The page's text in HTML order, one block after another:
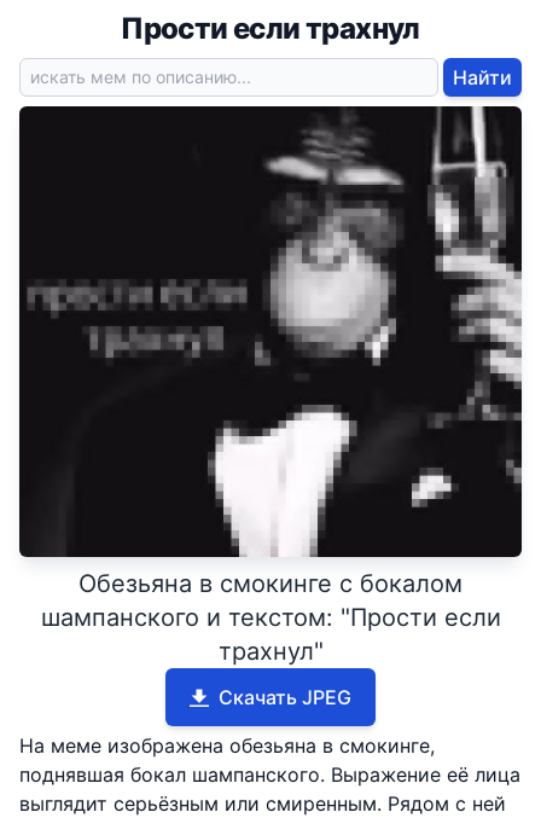
Прости если трахнул
Найти
Обезьяна в смокинге с бокалом
шампанского и текстом: "Прости если
трахнул"
Скачать JPEG
На меме изображена обезьяна в смокинге,
поднявшая бокал шампанского. Выражение её лица
выглядит серьёзным или смиренным. Рядом с ней